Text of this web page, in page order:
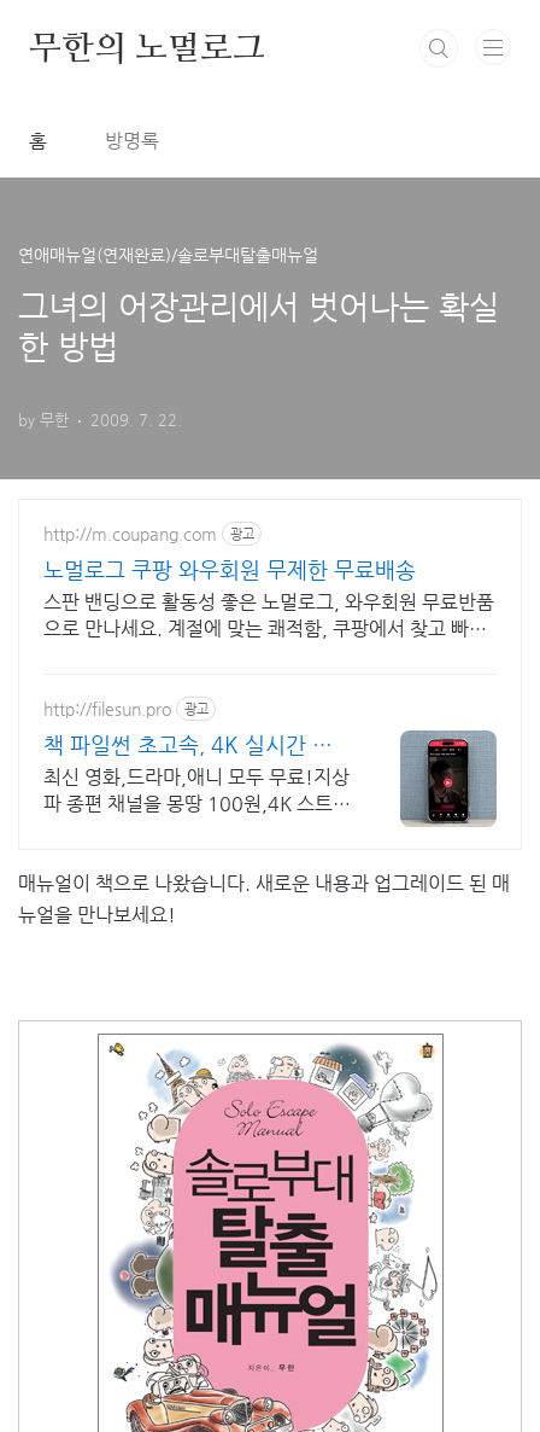
무한의 노멀로그
홈 방명록
연애매뉴얼(연재완료)/솔로부대탈출매뉴얼
그녀의 어장관리에서 벗어나는 확실
한 방법
by 무한 2009. 7. 22.
http://m.coupang.com 광고
노멀로그 쿠팡 와우회원 무제한 무료배송
스판 밴딩으로 활동성 좋은 노멀로그, 와우회원 무료반품
으로 만나세요. 계절에 맞는 쾌적함, 쿠팡에서 찾고 빠르
http://filesun.pro 광고
책 파일썬 초고속, 4K 실시간 보
기!
최신 영화,드라마,애니 모두 무료!지상
파 종편 채널을 몽땅 100원,4K 스트리
매뉴얼이 책으로 나왔습니다. 새로운 내용과 업그레이드 된 매
뉴얼을 만나보세요!